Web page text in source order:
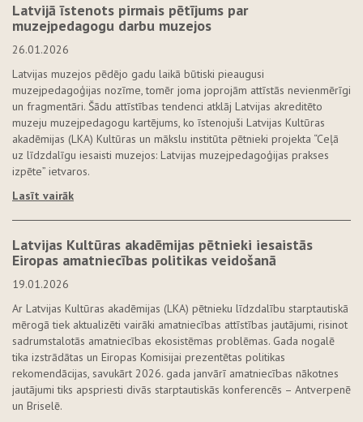
Latvijā īstenots pirmais pētījums par
muzejpedagogu darbu muzejos
26.01.2026
Latvijas muzejos pēdējo gadu laikā būtiski pieaugusi
muzejpedagoģijas nozīme, tomēr joma joprojām attīstās nevienmērīgi
un fragmentāri. Šādu attīstības tendenci atklāj Latvijas akreditēto
muzeju muzejpedagogu kartējums, ko īstenojuši Latvijas Kultūras
akadēmijas (LKA) Kultūras un mākslu institūta pētnieki projekta “Ceļā
uz līdzdalīgu iesaisti muzejos: Latvijas muzejpedagoģijas prakses
izpēte” ietvaros.
Lasīt vairāk
Latvijas Kultūras akadēmijas pētnieki iesaistās
Eiropas amatniecības politikas veidošanā
19.01.2026
Ar Latvijas Kultūras akadēmijas (LKA) pētnieku līdzdalību starptautiskā
mērogā tiek aktualizēti vairāki amatniecības attīstības jautājumi, risinot
sadrumstalotās amatniecības ekosistēmas problēmas. Gada nogalē
tika izstrādātas un Eiropas Komisijai prezentētas politikas
rekomendācijas, savukārt 2026. gada janvārī amatniecības nākotnes
jautājumi tiks apspriesti divās starptautiskās konferencēs – Antverpenē
un Briselē.